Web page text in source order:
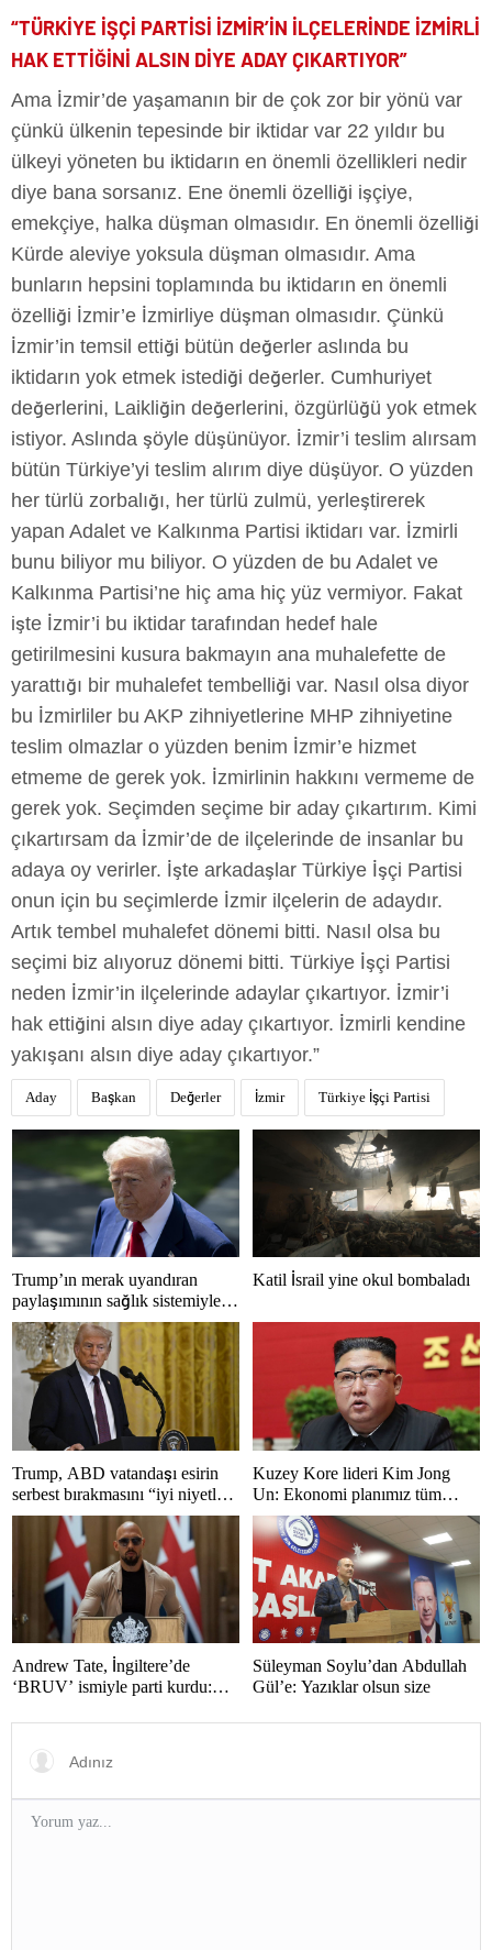
“TÜRKİYE İŞÇİ PARTİSİ İZMİR’İN İLÇELERİNDE İZMİRLİ
HAK ETTİĞİNİ ALSIN DİYE ADAY ÇIKARTIYOR”
Ama İzmir’de yaşamanın bir de çok zor bir yönü var
çünkü ülkenin tepesinde bir iktidar var 22 yıldır bu
ülkeyi yöneten bu iktidarın en önemli özellikleri nedir
diye bana sorsanız. Ene önemli özelliği işçiye,
emekçiye, halka düşman olmasıdır. En önemli özelliği
Kürde aleviye yoksula düşman olmasıdır. Ama
bunların hepsini toplamında bu iktidarın en önemli
özelliği İzmir’e İzmirliye düşman olmasıdır. Çünkü
İzmir’in temsil ettiği bütün değerler aslında bu
iktidarın yok etmek istediği değerler. Cumhuriyet
değerlerini, Laikliğin değerlerini, özgürlüğü yok etmek
istiyor. Aslında şöyle düşünüyor. İzmir’i teslim alırsam
bütün Türkiye’yi teslim alırım diye düşüyor. O yüzden
her türlü zorbalığı, her türlü zulmü, yerleştirerek
yapan Adalet ve Kalkınma Partisi iktidarı var. İzmirli
bunu biliyor mu biliyor. O yüzden de bu Adalet ve
Kalkınma Partisi’ne hiç ama hiç yüz vermiyor. Fakat
işte İzmir’i bu iktidar tarafından hedef hale
getirilmesini kusura bakmayın ana muhalefette de
yarattığı bir muhalefet tembelliği var. Nasıl olsa diyor
bu İzmirliler bu AKP zihniyetlerine MHP zihniyetine
teslim olmazlar o yüzden benim İzmir’e hizmet
etmeme de gerek yok. İzmirlinin hakkını vermeme de
gerek yok. Seçimden seçime bir aday çıkartırım. Kimi
çıkartırsam da İzmir’de de ilçelerinde de insanlar bu
adaya oy verirler. İşte arkadaşlar Türkiye İşçi Partisi
onun için bu seçimlerde İzmir ilçelerin de adaydır.
Artık tembel muhalefet dönemi bitti. Nasıl olsa bu
seçimi biz alıyoruz dönemi bitti. Türkiye İşçi Partisi
neden İzmir’in ilçelerinde adaylar çıkartıyor. İzmir’i
hak ettiğini alsın diye aday çıkartıyor. İzmirli kendine
yakışanı alsın diye aday çıkartıyor.”
Aday Başkan Değerler İzmir Türkiye İşçi Partisi
Trump’ın merak uyandıran
paylaşımının sağlık sistemiyle
ilgili kararname olduğu anlaşıldı
Katil İsrail yine okul bombaladı
Trump, ABD vatandaşı esirin
serbest bırakmasını “iyi niyetle
atılmış bir adım” olarak
değerlendirdi
Kuzey Kore lideri Kim Jong
Un: Ekonomi planımız tüm
sektörlerde başarısız oldu
Andrew Tate, İngiltere’de
‘BRUV’ ismiyle parti kurdu:
propagandasını yasaklayacağız’
Süleyman Soylu’dan Abdullah
Gül’e: Yazıklar olsun size